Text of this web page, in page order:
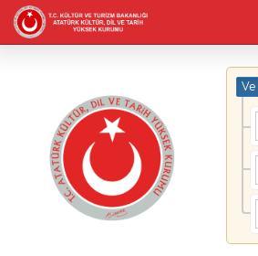
Ve